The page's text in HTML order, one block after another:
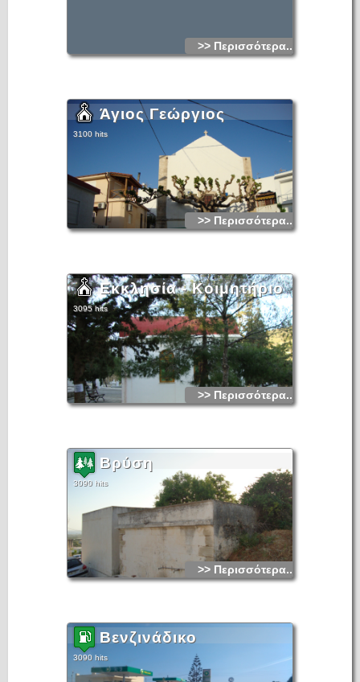
>> Περισσότερα...
Άγιος Γεώργιος
3100 hits
>> Περισσότερα...
Εκκλησία - Κοιμητήριο
3095 hits
>> Περισσότερα...
Βρύση
3090 hits
>> Περισσότερα...
Βενζινάδικο
3090 hits